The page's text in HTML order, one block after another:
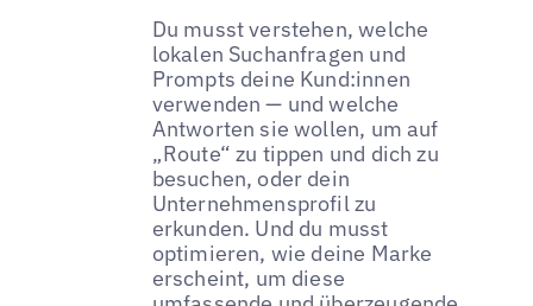
Du musst verstehen, welche
lokalen Suchanfragen und
Prompts deine Kund:innen
verwenden — und welche
Antworten sie wollen, um auf
„Route“ zu tippen und dich zu
besuchen, oder dein
Unternehmensprofil zu
erkunden. Und du musst
optimieren, wie deine Marke
erscheint, um diese